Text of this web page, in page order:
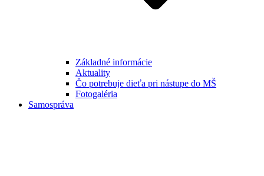
Základné informácie
Aktuality
Čo potrebuje dieťa pri nástupe do MŠ
Fotogaléria
Samospráva